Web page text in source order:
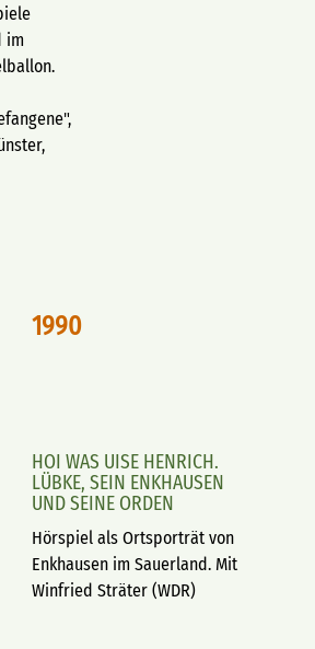
im
1990
HOI WAS UISE HENRICH.
LÜBKE, SEIN ENKHAUSEN
UND SEINE ORDEN
Hörspiel als Ortsporträt von
Enkhausen im Sauerland. Mit
Winfried Sträter (WDR)